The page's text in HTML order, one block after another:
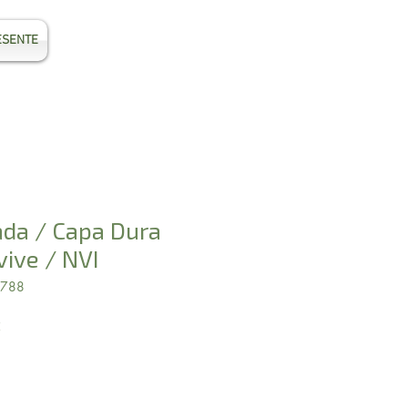
/ Capa Dura
/ NVI